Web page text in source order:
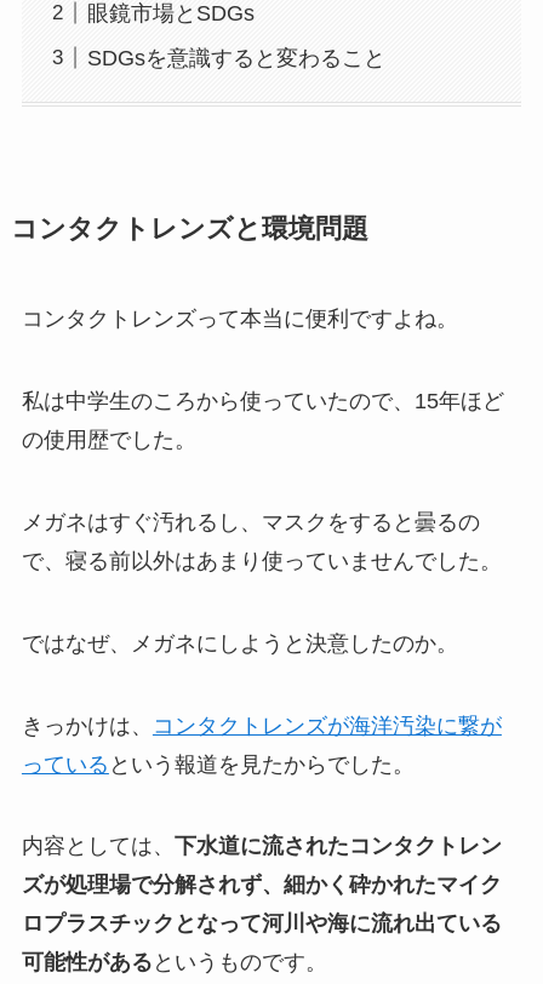
眼鏡市場とSDGs
SDGsを意識すると変わること
コンタクトレンズと環境問題
コンタクトレンズって本当に便利ですよね。
私は中学生のころから使っていたので、15年ほど
の使用歴でした。
メガネはすぐ汚れるし、マスクをすると曇るの
で、寝る前以外はあまり使っていませんでした。
ではなぜ、メガネにしようと決意したのか。
きっかけは、
コンタクトレンズが海洋汚染に繋が
っている という報道を見たからでした。
内容としては、 下水道に流されたコンタクトレン
ズが処理場で分解されず、細かく砕かれたマイク
ロプラスチックとなって河川や海に流れ出ている
可能性がある というものです。